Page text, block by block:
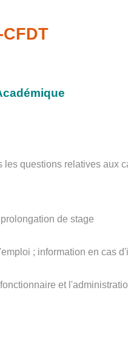
questions relatives
de stage
; information en cas
et